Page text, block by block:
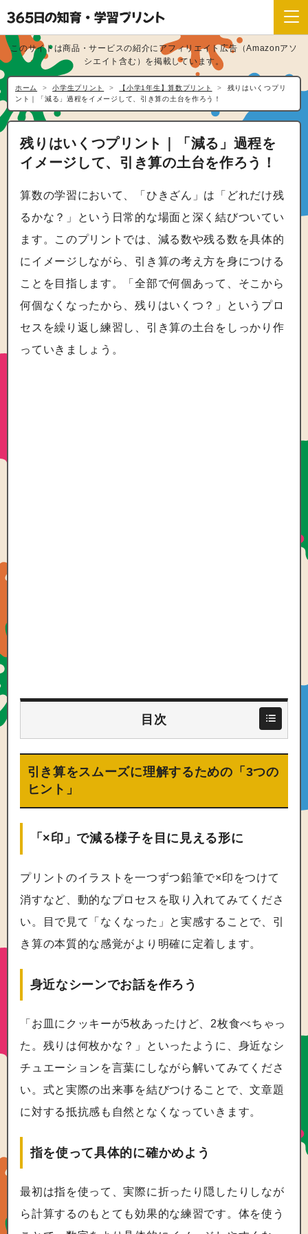
このサイトは商品・サービスの紹介にアフィリエイト広告（Amazonアソ
シエイト含む）を掲載しています。
ホーム 小学生プリント 【小学1年生】算数プリント
残りはいくつプリ
ント｜「減る」過程をイメージして、引き算の土台を作ろう！
残りはいくつプリント｜「減る」過程を
イメージして、引き算の土台を作ろう！
算数の学習において、「ひきざん」は「どれだけ残
るかな？」という日常的な場面と深く結びついてい
ます。このプリントでは、減る数や残る数を具体的
にイメージしながら、引き算の考え方を身につける
ことを目指します。「全部で何個あって、そこから
何個なくなったから、残りはいくつ？」というプロ
セスを繰り返し練習し、引き算の土台をしっかり作
っていきましょう。
目次
引き算をスムーズに理解するための「3つの
ヒント」
「×印」で減る様子を目に見える形に
プリントのイラストを一つずつ鉛筆で×印をつけて
消すなど、動的なプロセスを取り入れてみてくださ
い。目で見て「なくなった」と実感することで、引
き算の本質的な感覚がより明確に定着します。
身近なシーンでお話を作ろう
「お皿にクッキーが5枚あったけど、2枚食べちゃっ
た。残りは何枚かな？」といったように、身近なシ
チュエーションを言葉にしながら解いてみてくださ
い。式と実際の出来事を結びつけることで、文章題
に対する抵抗感も自然となくなっていきます。
指を使って具体的に確かめよう
最初は指を使って、実際に折ったり隠したりしなが
ら計算するのもとても効果的な練習です。体を使う